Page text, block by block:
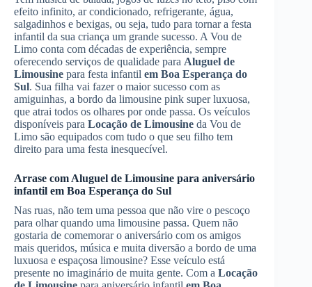
efeito infinito, ar condicionado, refrigerante, água,
salgadinhos e bexigas, ou seja, tudo para tornar a festa
infantil da sua criança um grande sucesso. A Vou de
Limo conta com décadas de experiência, sempre
oferecendo serviços de qualidade para Aluguel de
Limousine para festa infantil em Boa Esperança do
Sul. Sua filha vai fazer o maior sucesso com as
amiguinhas, a bordo da limousine pink super luxuosa,
que atrai todos os olhares por onde passa. Os veículos
disponíveis para Locação de Limousine da Vou de
Limo são equipados com tudo o que seu filho tem
direito para uma festa inesquecível.
Arrase com Aluguel de Limousine para aniversário
infantil em Boa Esperança do Sul
Nas ruas, não tem uma pessoa que não vire o pescoço
para olhar quando uma limousine passa. Quem não
gostaria de comemorar o aniversário com os amigos
mais queridos, música e muita diversão a bordo de uma
luxuosa e espaçosa limousine? Esse veículo está
presente no imaginário de muita gente. Com a Locação